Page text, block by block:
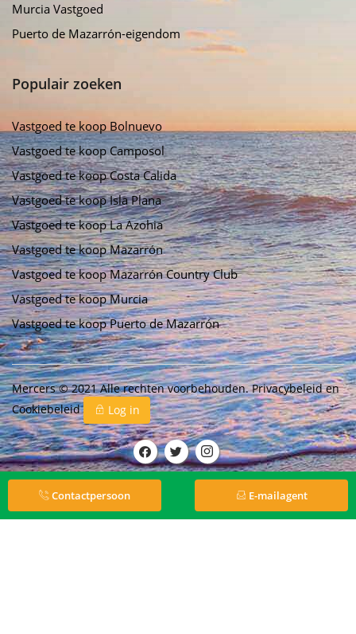
Murcia Vastgoed
Puerto de Mazarrón-eigendom
Populair zoeken
Vastgoed te koop Bolnuevo
Vastgoed te koop Camposol
Vastgoed te koop Costa Calida
Vastgoed te koop Isla Plana
Vastgoed te koop La Azohia
Vastgoed te koop Mazarrón
Vastgoed te koop Mazarrón Country Club
Vastgoed te koop Murcia
Vastgoed te koop Puerto de Mazarrón
Mercers © 2021 Alle rechten voorbehouden.Privacybeleiden
Cookiebeleid
Log in
Contactpersoon E-mailagent